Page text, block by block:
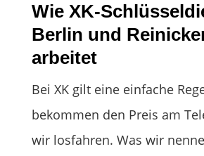
Wie XK-
Berlin und
arbeitet
Bei XK gilt eine einfache
bekommen den Preis am
wir losfahren. Was wir